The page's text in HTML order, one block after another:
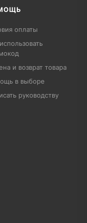
оплаты
и возврат товара
в выборе
руководству